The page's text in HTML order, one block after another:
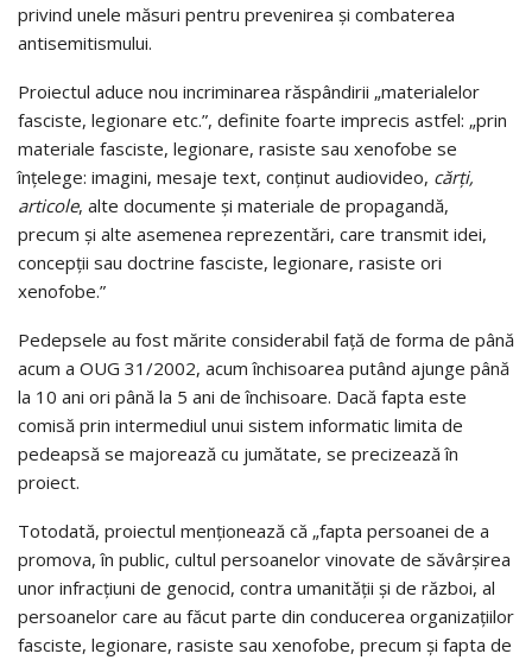
privind unele măsuri pentru prevenirea și combaterea
antisemitismului.
Proiectul aduce nou incriminarea răspândirii „materialelor
fasciste, legionare etc.”, definite foarte imprecis astfel: „prin
materiale fasciste, legionare, rasiste sau xenofobe se
înţelege: imagini, mesaje text, conţinut audiovideo, cărţi,
articole, alte documente şi materiale de propagandă,
precum şi alte asemenea reprezentări, care transmit idei,
concepţii sau doctrine fasciste, legionare, rasiste ori
xenofobe.”
Pedepsele au fost mărite considerabil față de forma de până
acum a OUG 31/2002, acum închisoarea putând ajunge până
la 10 ani ori până la 5 ani de închisoare. Dacă fapta este
comisă prin intermediul unui sistem informatic limita de
pedeapsă se majorează cu jumătate, se precizează în
proiect.
Totodată, proiectul menționează că „fapta persoanei de a
promova, în public, cultul persoanelor vinovate de săvârşirea
unor infracţiuni de genocid, contra umanităţii şi de război, al
persoanelor care au făcut parte din conducerea organizaţiilor
fasciste, legionare, rasiste sau xenofobe, precum şi fapta de